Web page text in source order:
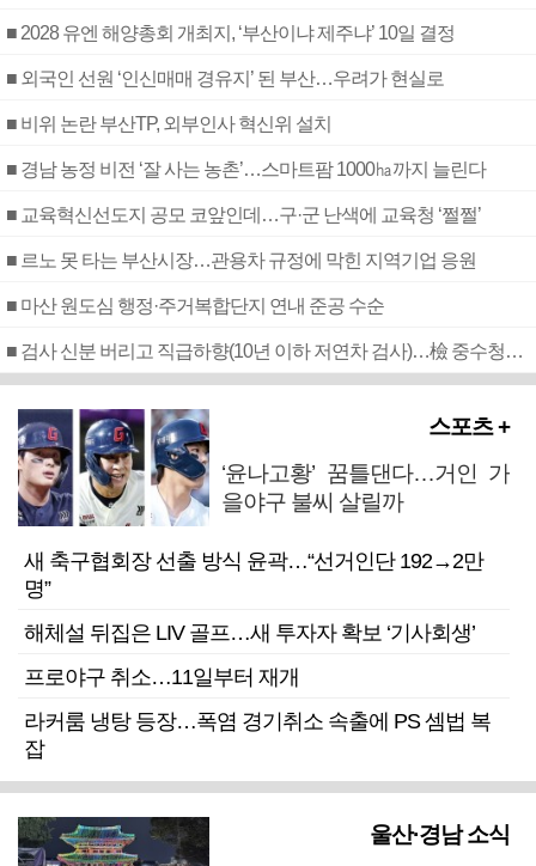
■ 2028 유엔 해양총회 개최지, ‘부산이냐 제주냐’ 10일 결정
■ 외국인 선원 ‘인신매매 경유지’ 된 부산…우려가 현실로
■ 비위 논란 부산TP, 외부인사 혁신위 설치
■ 경남 농정 비전 ‘잘 사는 농촌’…스마트팜 1000㏊까지 늘린다
■ 교육혁신선도지 공모 코앞인데…구·군 난색에 교육청 ‘쩔쩔’
■ 르노 못 타는 부산시장…관용차 규정에 막힌 지역기업 응원
■ 마산 원도심 행정·주거복합단지 연내 준공 수순
■ 검사 신분 버리고 직급하향(10년 이하 저연차 검사)…檢 중수청행 기피
스포츠 +
‘윤나고황’ 꿈틀댄다…거인 가
을야구 불씨 살릴까
새 축구협회장 선출 방식 윤곽…“선거인단 192→2만
명”
해체설 뒤집은 LIV 골프…새 투자자 확보 ‘기사회생’
프로야구 취소…11일부터 재개
라커룸 냉탕 등장…폭염 경기취소 속출에 PS 셈법 복
잡
울산·경남 소식